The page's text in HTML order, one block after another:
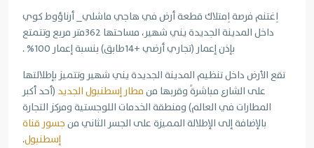
اِغتنم فرصة اِمتلاك قطعة أرض في هاجي ماشلي_ أرناؤوط كوي
داخل المدينة الجديدة يني شهير، مساحتها 362متر مربع وتتمتع
بإذن إعمار (تجاري أرضي +14طابق) بنسبة إعمار 100% .
تقع الأرض داخل تنظيم المدينة الجديدة يني شهير وتتميز بإطلالتها
على الشارع مباشرةً وقربها منمطار إسطنبول الجديد (أحد أكبر
المطارات في العالم) ومنطقة الخدمات اللوجستية ومركز التجارة
بالإضافة إلى الإطلالة المميزة على الجسر الثاني منجسور قناة
إسطنبول.